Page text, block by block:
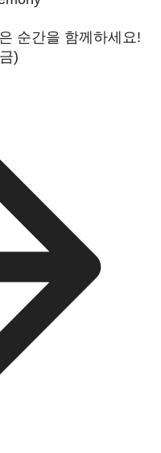
순간을 함께하세요!
)